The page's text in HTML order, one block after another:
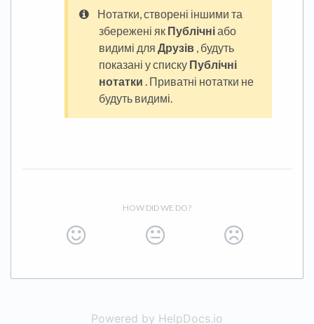
Нотатки, створені іншими та
збережені як Публічніабо
видимі для Друзів , будуть
показані у списку Публічні
нотатки . Приватні нотатки не
будуть видимі.
HOW DID WE DO?
Powered by HelpDocs.io